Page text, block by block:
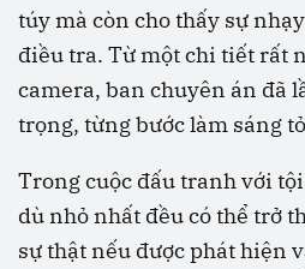
túy mà còn cho thấy sự
điều tra. Từ một chi tiết rất
camera, ban chuyên án đã
trọng, từng bước làm sáng
Trong cuộc đấu tranh với
dù nhỏ nhất đều có thể trở
sự thật nếu được phát hiện